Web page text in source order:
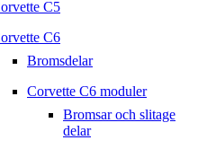
C5
C6
Bromsdelar
Corvette C6 moduler
Bromsar och slitage
delar